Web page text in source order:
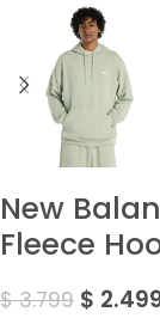
New
Fleece
$3.799 $